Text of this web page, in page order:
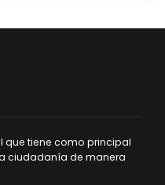
que tiene como principal
ciudadanía de manera